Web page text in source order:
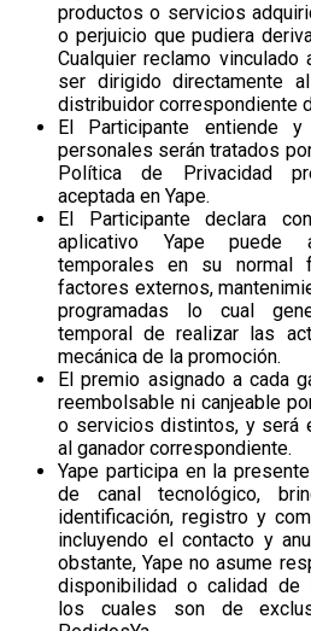
productos o servicios
o perjuicio que pudiera
Cualquier reclamo
ser dirigido directamente
distribuidor correspondiente
El Participante entiende
personales serán tratados
Política de Privacidad
aceptada en Yape.
El Participante declara
aplicativo Yape puede
temporales en su normal
factores externos,
programadas lo cual
temporal de realizar las
mecánica de la promoción.
El premio asignado a cada
reembolsable ni canjeable
o servicios distintos, y será
al ganador correspondiente.
Yape participa en la
de canal tecnológico,
identificación, registro y
incluyendo el contacto y
obstante, Yape no asume
disponibilidad o calidad de
los cuales son de